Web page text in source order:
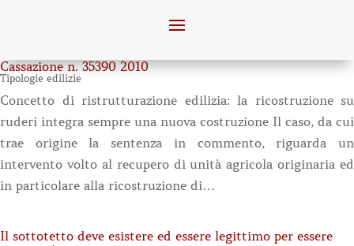
Cassazione n. 35390 2010
Tipologie edilizie
Concetto di ristrutturazione edilizia: la ricostruzione su
ruderi integra sempre una nuova costruzione Il caso, da cui
trae origine la sentenza in commento, riguarda un
intervento volto al recupero di unità agricola originaria ed
in particolare alla ricostruzione di…
Il sottotetto deve esistere ed essere legittimo per essere